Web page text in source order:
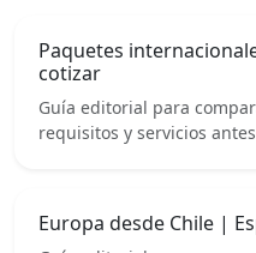
Paquetes
cotizar
Guía editorial para
requisitos y servicios
Europa desde Chile |